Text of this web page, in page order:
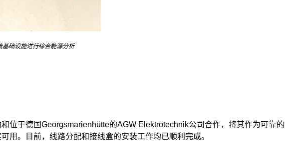
础设施进行综合能源分析
位于德国Georgsmarienhütte的AGW Elektrotechnik公司合作，将其作为可靠的
用。目前，线路分配和接线盒的安装工作均已顺利完成。